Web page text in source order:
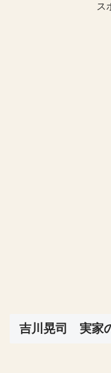
ス
吉川晃司 実家